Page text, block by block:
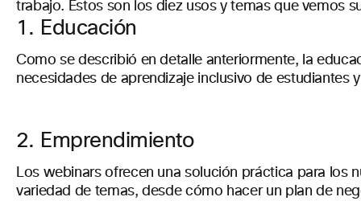
trabajo. Estos son los diez usos y temas que vemos
1. Educación
Como se describió en detalle anteriormente, la
necesidades de aprendizaje inclusivo de estudiantes
2. Emprendimiento
Los webinars ofrecen una solución práctica para los
variedad de temas, desde cómo hacer un plan de